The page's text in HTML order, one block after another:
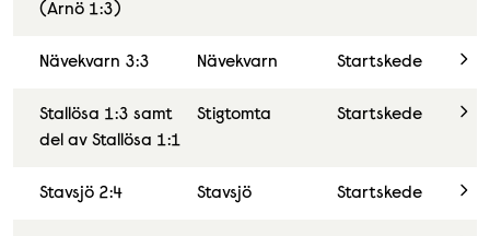
(Arnö 1:3)
Nävekvarn 3:3 Nävekvarn Startskede
Stallösa 1:3 samt
del av Stallösa 1:1
Stigtomta Startskede
Stavsjö 2:4 Stavsjö Startskede